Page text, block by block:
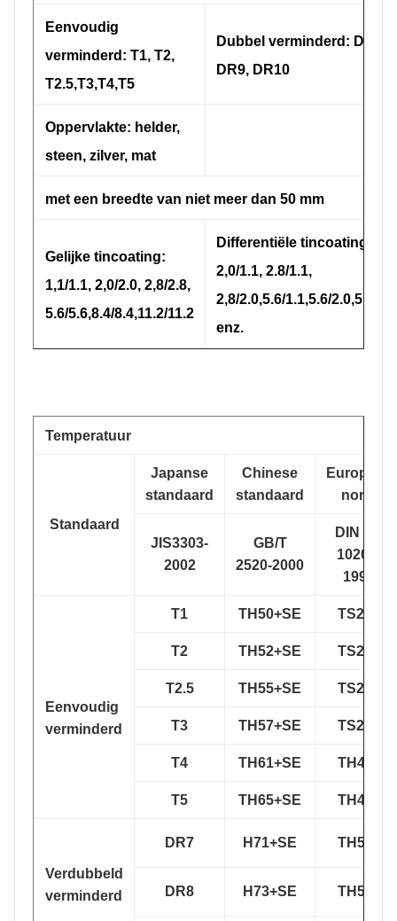
Eenvoudig
verminderd: T1, T2,
T2.5,T3,T4,T5
Dubbel verminderd: DR8,
DR9, DR10
Oppervlakte: helder,
steen, zilver, mat
met een breedte van niet meer dan 50 mm
Gelijke tincoating:
1,1/1.1, 2,0/2.0, 2,8/2.8,
5.6/5.6,8.4/8.4,11.2/11.2
Differentiële tincoating:
2,0/1.1, 2.8/1.1,
2,8/2.0,5.6/1.1,5.6/2.0,5.6/
enz.
Temperatuur
Standaard
Japanse
standaard
Chinese
standaard
Europese
norm
JIS3303-
2002
GB/T
2520-2000
DIN EN
10203-
1991
Eenvoudig
verminderd
T1 TH50+SE TS230
T2 TH52+SE TS245
T2.5 TH55+SE TS260
T3 TH57+SE TS275
T4 TH61+SE TH415
T5 TH65+SE TH435
Verdubbeld
verminderd
DR7 H71+SE TH520
DR8 H73+SE TH550